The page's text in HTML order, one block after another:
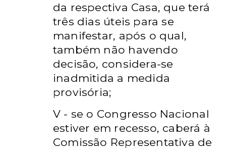
da respectiva Casa, que terá
três dias úteis para se
manifestar, após o qual,
também não havendo
decisão, considera-se
inadmitida a medida
provisória;
V - se o Congresso Nacional
estiver em recesso, caberá à
Comissão Representativa de